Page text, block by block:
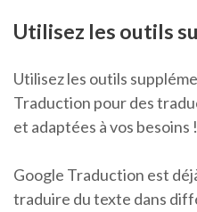
Utilisez les outils
Utilisez les outils
Traduction pour des
et adaptées à vos besoins !
Google Traduction est
traduire du texte dans